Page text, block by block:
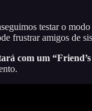
testar o
frustrar amigos de
com um